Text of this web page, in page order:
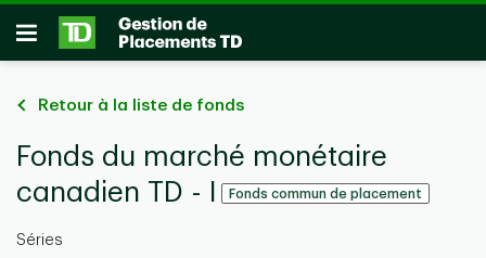
Passer au contenu principal
Ouvrir
Retour à la liste de fonds
Fonds du marché monétaire
canadien TD - I
Fonds commun de placement
Séries